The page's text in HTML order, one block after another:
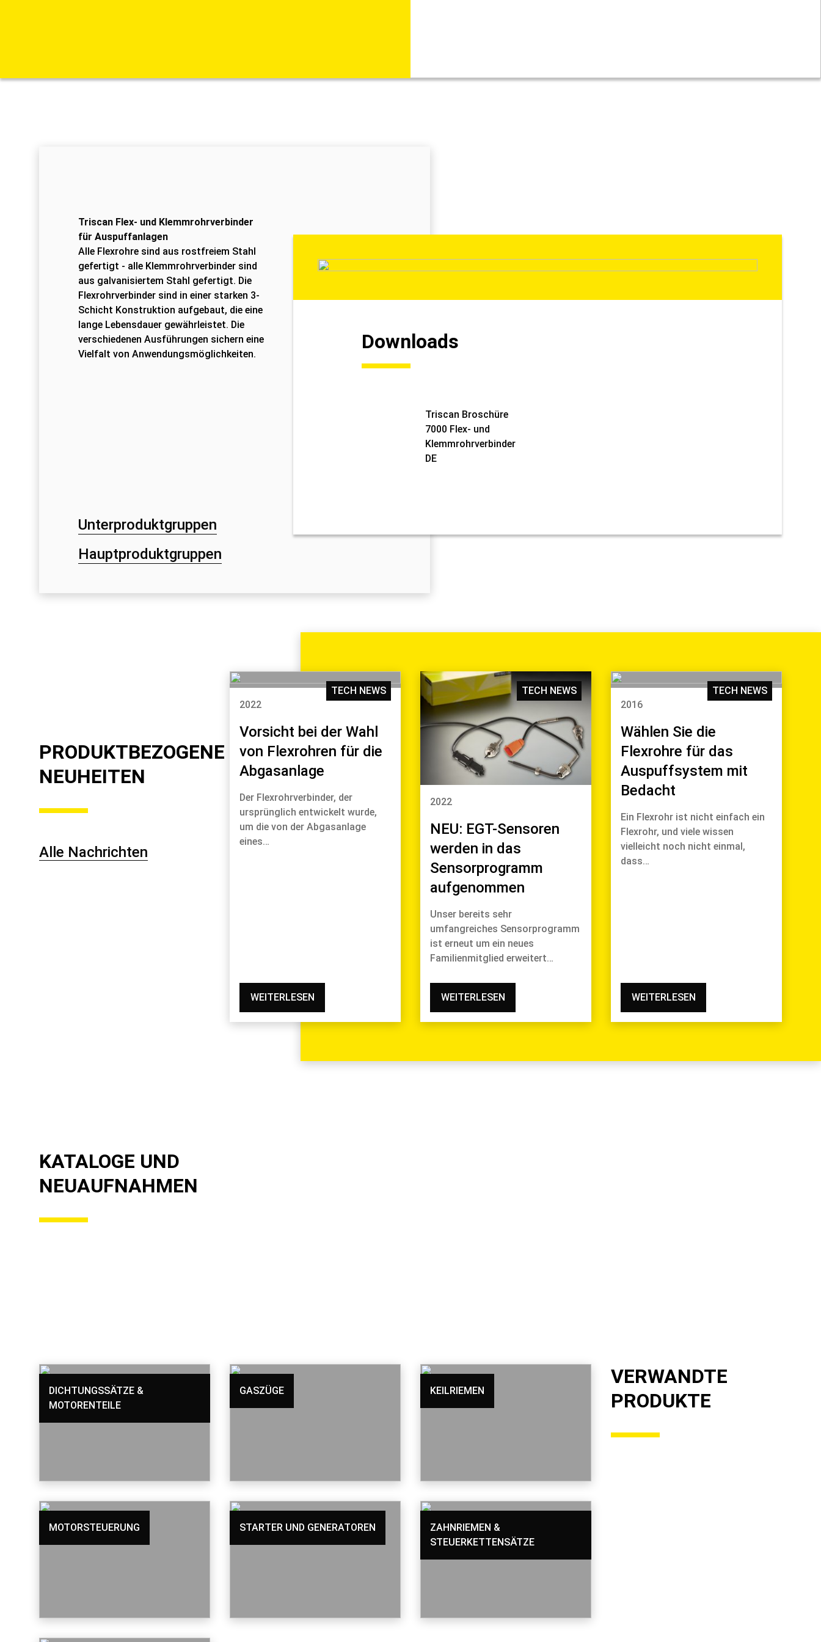
Triscan Flex- und Klemmrohrverbinder
für Auspuffanlagen
Alle Flexrohre sind aus rostfreiem Stahl
gefertigt - alle Klemmrohrverbinder sind
aus galvanisiertem Stahl gefertigt. Die
Flexrohrverbinder sind in einer starken 3-
Schicht Konstruktion aufgebaut, die eine
lange Lebensdauer gewährleistet. Die
verschiedenen Ausführungen sichern eine
Vielfalt von Anwendungsmöglichkeiten.
Unterproduktgruppen
Hauptproduktgruppen
Downloads
Triscan Broschüre
7000 Flex- und
Klemmrohrverbinder
DE
PRODUKTBEZOGENE
NEUHEITEN
Alle Nachrichten
TECH NEWS
2022
Vorsicht bei der Wahl
von Flexrohren für die
Abgasanlage
Der Flexrohrverbinder, der
ursprünglich entwickelt wurde,
um die von der Abgasanlage
eines…
WEITERLESEN
TECH NEWS
2022
NEU: EGT-Sensoren
werden in das
Sensorprogramm
aufgenommen
Unser bereits sehr
umfangreiches Sensorprogramm
ist erneut um ein neues
Familienmitglied erweitert…
WEITERLESEN
TECH NEWS
2016
Wählen Sie die
Flexrohre für das
Auspuffsystem mit
Bedacht
Ein Flexrohr ist nicht einfach ein
Flexrohr, und viele wissen
vielleicht noch nicht einmal,
dass…
WEITERLESEN
KATALOGE UND
NEUAUFNAHMEN
VERWANDTE
PRODUKTE
DICHTUNGSSÄTZE &
MOTORENTEILE
GASZÜGE KEILRIEMEN
MOTORSTEUERUNG STARTER UND GENERATOREN
ZAHNRIEMEN &
STEUERKETTENSÄTZE